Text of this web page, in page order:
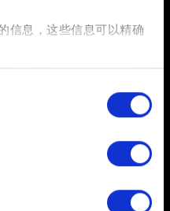
信息，这些信息可以精确
指纹）来识别您的设备
据如何处理的更多信息，
声明中更改或撤回
让网站功能可用，而另一
例如帮助我们在社交媒